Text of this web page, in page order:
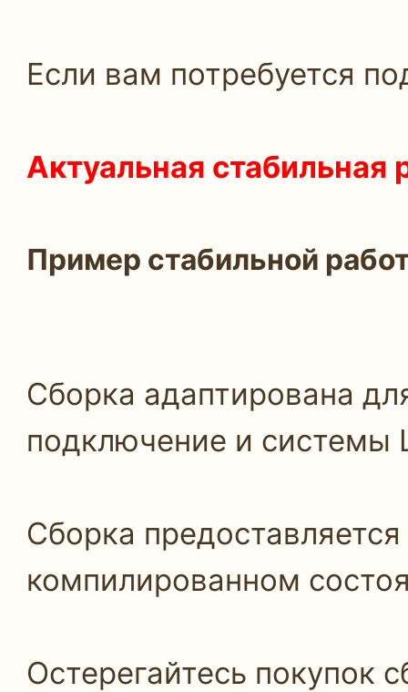
Если вам потребуется
Актуальная стабильная
Пример стабильной
Сборка адаптирована
подключение и системы
Сборка
компилированном
Остерегайтесь покупок